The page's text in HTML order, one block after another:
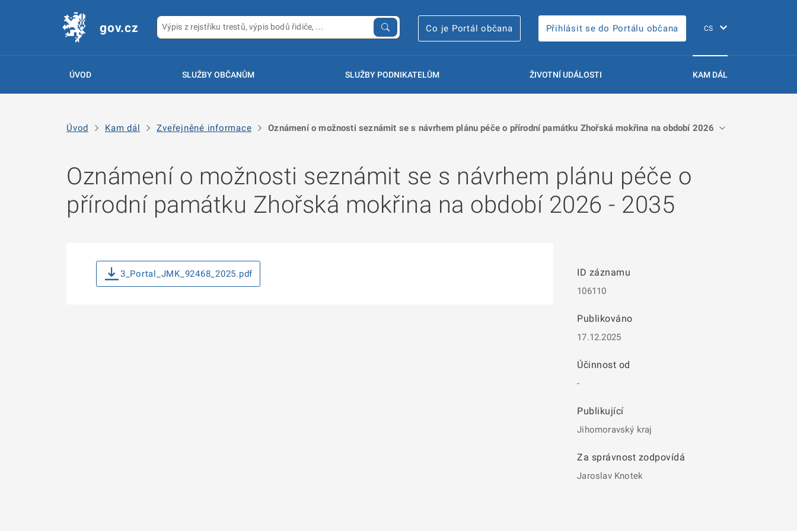
gov.cz Co je Portál občana Přihlásit se do Portálu občana
ÚVOD SLUŽBY OBČANŮM SLUŽBY PODNIKATELŮM ŽIVOTNÍ UDÁLOSTI KAM DÁL
Úvod Kam dál Zveřejněné informace Oznámení o možnosti seznámit se s návrhem plánu péče o přírodní památku Zhořská mokřina na období 2026 - 2035
Oznámení o možnosti seznámit se s návrhem plánu péče o
přírodní památku Zhořská mokřina na období 2026 - 2035
ID záznamu
106110
Publikováno
17.12.2025
Účinnost od
-
Publikující
Jihomoravský kraj
Za správnost zodpovídá
Jaroslav Knotek
3_Portal_JMK_92468_2025.pdf